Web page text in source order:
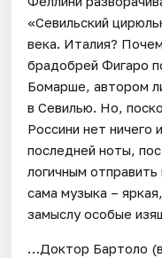
«Севильский
века. Италия?
брадобрей Фигаро
Бомарше, автором
в Севилью. Но,
Россини нет ничего
последней ноты,
логичным
сама музыка –
замыслу особые
…Доктор Бартоло